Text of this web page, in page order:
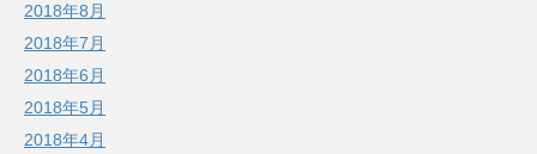
2018年8月
2018年7月
2018年6月
2018年5月
2018年4月